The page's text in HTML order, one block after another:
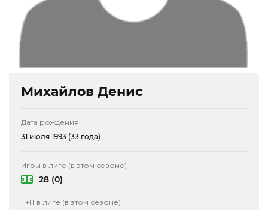
Михайлов Денис
Дата рождения
31 июля 1993 (33 года)
Игры в лиге (в этом сезоне)
28 (0)
Г+П в лиге (в этом сезоне)